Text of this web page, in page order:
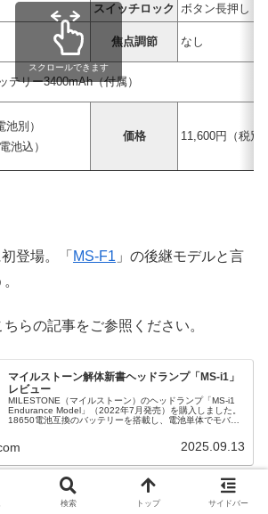
スイッチロック ボタン長押し
焦点調節 なし
テリー3400mAh（付属）
池別）
池込）
価格 11,600円（税別
スクロールできます
登場。「 MS-F1 」の後継モデルと言
らの記事をご参照ください。
マイルストーン解体新書ヘッドランプ「MS-i1」
レビュー
MILESTONE（マイルストーン）のヘッドランプ「MS-i1
Endurance Model」（2022年7月発売）を購入しました。
18650電池互換のバッテリーを搭載し、電池単体でモバイ
2025.09.13
検索 トップ サイドバー